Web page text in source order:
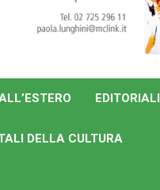
EDITORIALI
DELLA CULTURA